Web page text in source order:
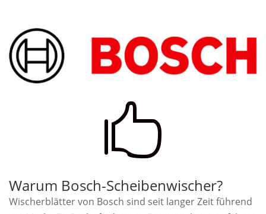

Warum Bosch-Scheibenwischer?
Wischerblätter von Bosch sind seit langer Zeit führend